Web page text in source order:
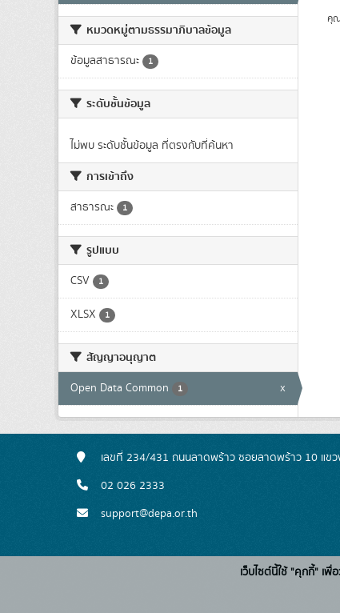
หมวดหมู่ตามธรรมาภิบาลข้อมูล
ข้อมูลสาธารณะ 1
ระดับชั้นข้อมูล
ไม่พบ ระดับชั้นข้อมูล ที่ตรงกับที่ค้นหา
การเข้าถึง
สาธารณะ 1
รูปแบบ
CSV 1
XLSX 1
สัญญาอนุญาต
Open Data Common 1 x
คุ
เลขที่ 234/431 ถนนลาดพร้าว ซอยลาดพร้าว 10 แข
02 026 2333
support@depa.or.th
เว็บไซต์นี้ใช้ "คุกกี้" เ